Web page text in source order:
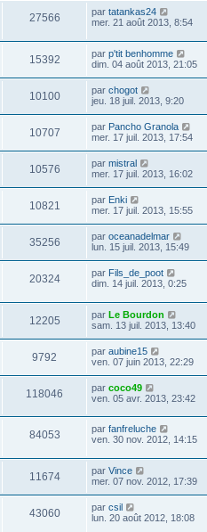
27566 par tatankas24
mer. 21 août 2013, 8:54
15392 par p'tit benhomme
dim. 04 août 2013, 21:05
10100 par chogot
jeu. 18 juil. 2013, 9:20
10707 par Pancho Granola
mer. 17 juil. 2013, 17:54
10576 par mistral
mer. 17 juil. 2013, 16:02
10821 par Enki
mer. 17 juil. 2013, 15:55
35256 par oceanadelmar
lun. 15 juil. 2013, 15:49
20324 par Fils_de_poot
dim. 14 juil. 2013, 0:25
12205 par Le Bourdon
sam. 13 juil. 2013, 13:40
9792 par aubine15
ven. 07 juin 2013, 22:29
118046 par coco49
ven. 05 avr. 2013, 23:42
84053 par fanfreluche
ven. 30 nov. 2012, 14:15
11674 par Vince
mer. 07 nov. 2012, 17:39
43060 par csil
lun. 20 août 2012, 18:08